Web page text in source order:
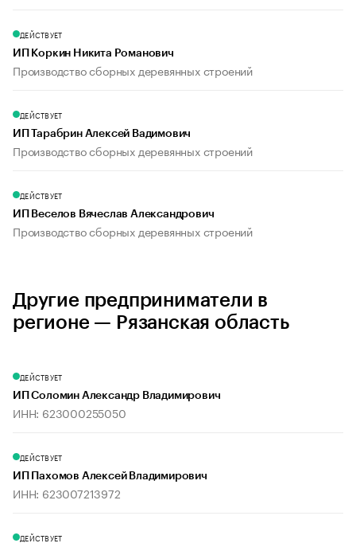
ДЕЙСТВУЕТ
ИП Коркин Никита Романович
Производство сборных деревянных строений
ДЕЙСТВУЕТ
ИП Тарабрин Алексей Вадимович
Производство сборных деревянных строений
ДЕЙСТВУЕТ
ИП Веселов Вячеслав Александрович
Производство сборных деревянных строений
Другие предприниматели в
регионе — Рязанская область
ДЕЙСТВУЕТ
ИП Соломин Александр Владимирович
ИНН: 623000255050
ДЕЙСТВУЕТ
ИП Пахомов Алексей Владимирович
ИНН: 623007213972
ДЕЙСТВУЕТ